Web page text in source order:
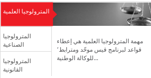
المترولوجيا العلمية
المترولوجيا
الصناعية
المترولوجيا
القانونية
مهمة المترولوجيا العلمية هي إعطاء
قواعد لبرنامج قيس موحّد ومترابط٬
للوكالة الوطنية...